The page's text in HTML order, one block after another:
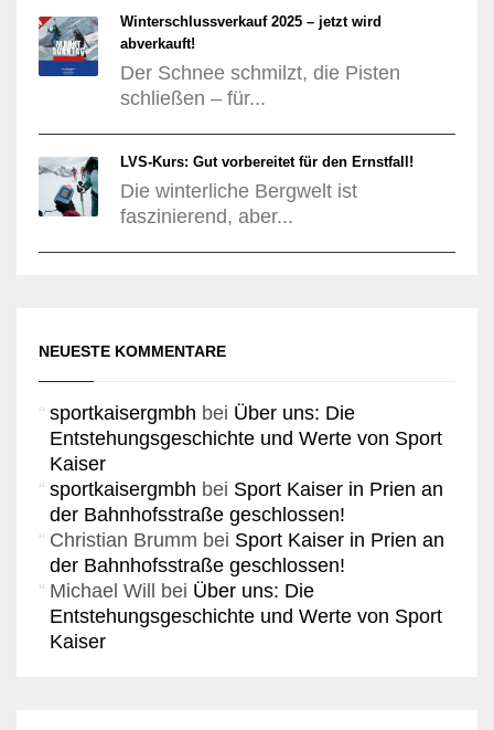
Winterschlussverkauf 2025 – jetzt wird
abverkauft!
Der Schnee schmilzt, die Pisten
schließen – für...
LVS-Kurs: Gut vorbereitet für den Ernstfall!
Die winterliche Bergwelt ist
faszinierend, aber...
NEUESTE KOMMENTARE
sportkaisergmbh bei Über uns: Die
Entstehungsgeschichte und Werte von Sport
Kaiser
sportkaisergmbh bei Sport Kaiser in Prien an
der Bahnhofsstraße geschlossen!
Christian Brumm bei Sport Kaiser in Prien an
der Bahnhofsstraße geschlossen!
Michael Will
bei Über uns: Die
Entstehungsgeschichte und Werte von Sport
Kaiser